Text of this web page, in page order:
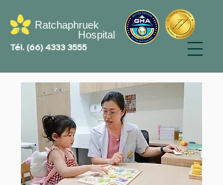
Hospital
Ratchaphruek
Tél. (66) 4333 3555